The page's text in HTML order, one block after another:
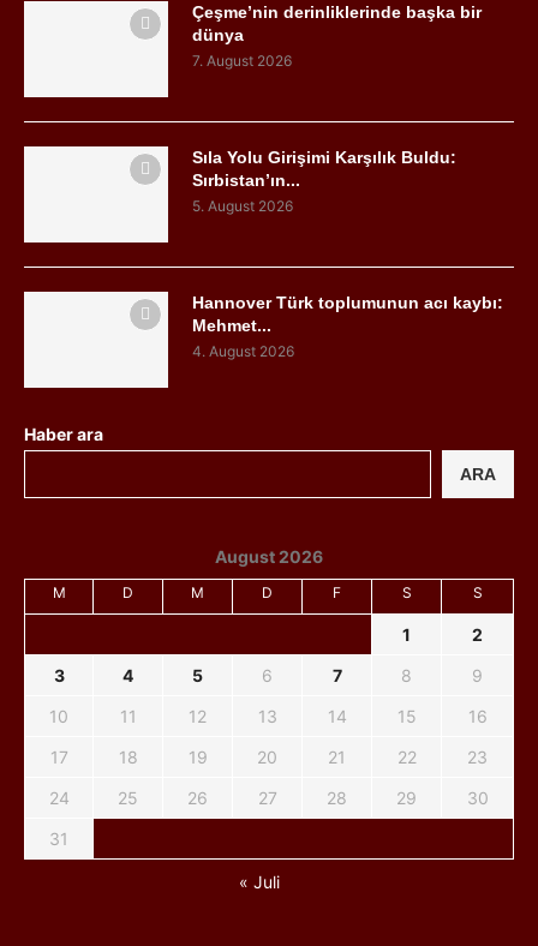
Çeşme’nin derinliklerinde başka bir
dünya
7. August 2026
Sıla Yolu Girişimi Karşılık Buldu:
Sırbistan’ın...
5. August 2026
Hannover Türk toplumunun acı kaybı:
Mehmet...
4. August 2026
Haber ara
ARA
August 2026
M D M D F S S
1
2
3
4 5 6 7 8
9
10
11 12 13 14 15
16
17
18 19 20 21 22
23
24
25 26 27 28 29
30
31
« Juli